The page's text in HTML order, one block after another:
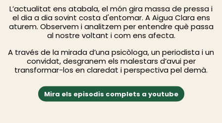
L’actualitat ens atabala, el món gira massa de pressa i
el dia a dia sovint costa d'entomar.A Aigua Clara ens
aturem. Observem i analitzem per entendre què passa
al nostre voltant i com ens afecta.
A través de la mirada d’una psicòloga, un periodista i un
convidat, desgranem els malestars d’avuiper
transformar-los en claredat i perspectiva pel demà.
Mira els episodis complets a youtube